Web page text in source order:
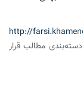
دسته‌بندی مطالب قرار